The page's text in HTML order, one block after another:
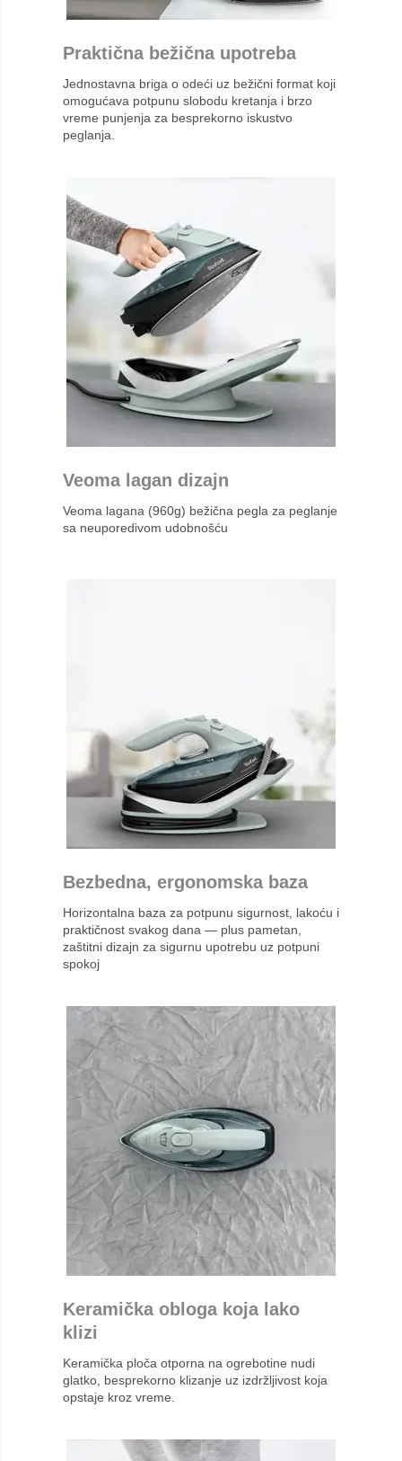
Praktična bežična upotreba
Jednostavna briga o odeći uz bežični format koji
omogućava potpunu slobodu kretanja i brzo
vreme punjenja za besprekorno iskustvo
peglanja.
Veoma lagan dizajn
Veoma lagana (960g) bežična pegla za peglanje
sa neuporedivom udobnošću
Bezbedna, ergonomska baza
Horizontalna baza za potpunu sigurnost, lakoću i
praktičnost svakog dana — plus pametan,
zaštitni dizajn za sigurnu upotrebu uz potpuni
spokoj
Keramička obloga koja lako
klizi
Keramička ploča otporna na ogrebotine nudi
glatko, besprekorno klizanje uz izdržljivost koja
opstaje kroz vreme.